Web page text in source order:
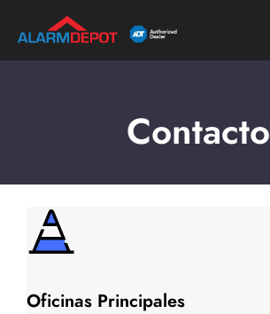
Contacto
Oficinas Principales